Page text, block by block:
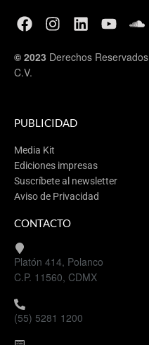
© 2023 Derechos
C.V.
PUBLICIDAD
Media Kit
Ediciones impresas
Suscríbete al newsletter
Aviso de Privacidad
CONTACTO
Platón 414, Polanco
C.P. 11560, CDMX
(55) 5281 1200